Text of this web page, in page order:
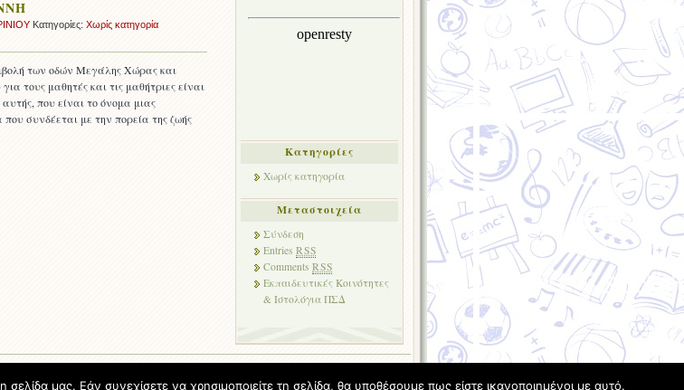
Κατηγορίες: Χωρίς κατηγορία
των οδών Μεγάλης Χώρας και
τους μαθητές και τις μαθήτριες είναι
που είναι το όνομα μιας
συνδέεται με την πορεία της ζωής
Kατηγορίες
Χωρίς κατηγορία
Μεταστοιχεία
Σύνδεση
Entries RSS
Comments RSS
Εκπαιδευτικές Κοινότητες
& Ιστολόγια ΠΣΔ
Φιλοξενείται απόBlogs.sch.gr
μας. Εάν συνεχίσετε να χρησιμοποιείτε τη σελίδα, θα υποθέσουμε πως είστε ικανοποιημένοι με αυτό.